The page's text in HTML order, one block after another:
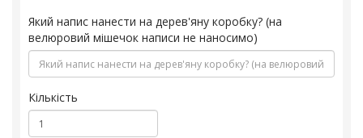
Який напис нанести на дерев'яну коробку? (на
велюровий мішечок написи не наносимо)
Кількість